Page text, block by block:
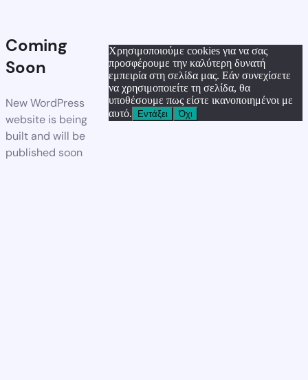
Coming
Soon
New WordPress
website is being
built and will be
published soon
Χρησιμοποιούμε cookies για να σας
προσφέρουμε την καλύτερη δυνατή
εμπειρία στη σελίδα μας. Εάν συνεχίσετε
να χρησιμοποιείτε τη σελίδα, θα
υποθέσουμε πως είστε ικανοποιημένοι με
αυτό.
Εντάξει Όχι